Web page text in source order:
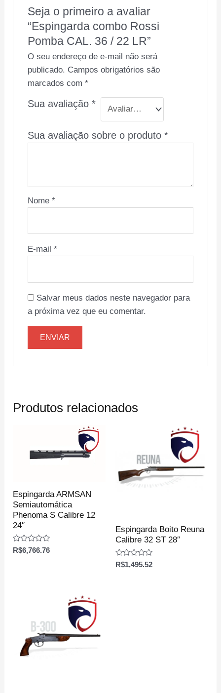
Seja o primeiro a avaliar
“Espingarda combo Rossi
Pomba CAL. 36 / 22 LR”
O seu endereço de e-mail não será
publicado. Campos obrigatórios são
marcados com *
Sua avaliação *
Sua avaliação sobre o produto *
Nome *
E-mail *
Salvar meus dados neste navegador para
a próxima vez que eu comentar.
Produtos relacionados
Espingarda ARMSAN
Semiautomática
Phenoma S Calibre 12
24″
Avaliação
R$6,766.76
Espingarda Boito Reuna
Calibre 32 ST 28″
Avaliação
R$1,495.52